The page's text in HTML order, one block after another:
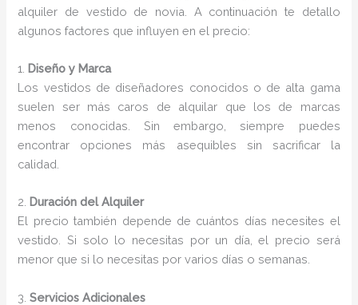
alquiler de vestido de novia. A continuación te detallo
algunos factores que influyen en el precio:
1. Diseño y Marca
Los vestidos de diseñadores conocidos o de alta gama
suelen ser más caros de alquilar que los de marcas
menos conocidas. Sin embargo, siempre puedes
encontrar opciones más asequibles sin sacrificar la
calidad.
2. Duración del Alquiler
El precio también depende de cuántos días necesites el
vestido. Si solo lo necesitas por un día, el precio será
menor que si lo necesitas por varios días o semanas.
3.Servicios Adicionales